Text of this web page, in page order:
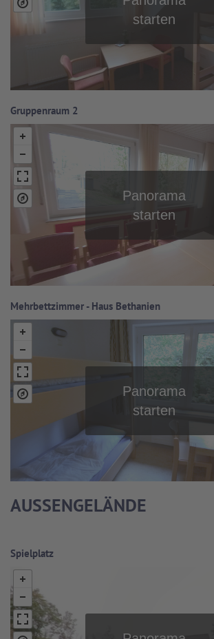
Gruppenraum 2
Mehrbettzimmer - Haus Bethanien
AUSSENGELÄNDE
Spielplatz